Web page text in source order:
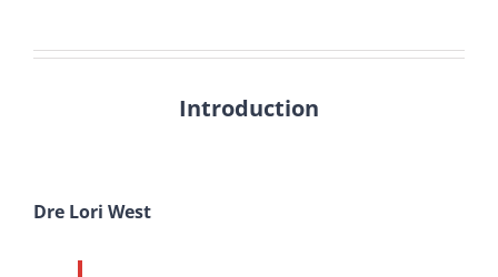
Introduction
Dre Lori West